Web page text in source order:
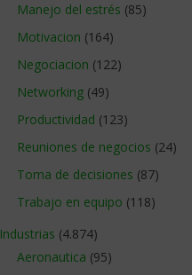
Manejo del estrés (85)
Motivacion (164)
Negociacion (122)
Networking (49)
Productividad (123)
Reuniones de negocios (24)
Toma de decisiones (87)
Trabajo en equipo (118)
Industrias (4.874)
Aeronautica (95)